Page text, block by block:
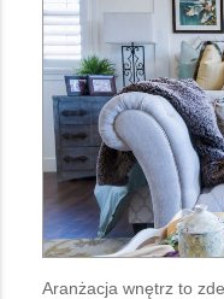
Aranżacja wnętrz to